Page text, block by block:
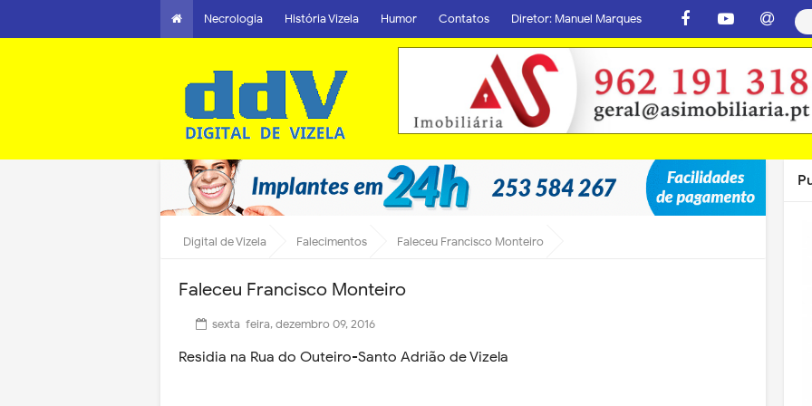
Necrologia História Vizela Humor Contatos Diretor: Manuel Marques
Digital de Vizela Falecimentos Faleceu Francisco Monteiro
Faleceu Francisco Monteiro
sexta-feira, dezembro 09, 2016
Residia na Rua do Outeiro-Santo Adrião de Vizela